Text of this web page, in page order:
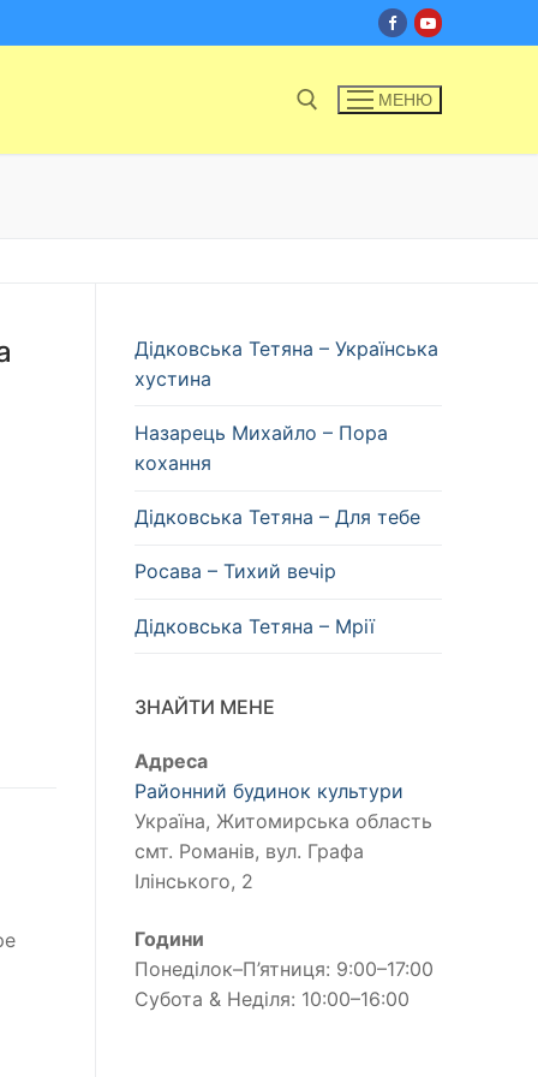
МЕНЮ
Дідковська Тетяна – Українська
хустина
Назарець Михайло – Пора
кохання
Дідковська Тетяна – Для тебе
Росава – Тихий вечір
Дідковська Тетяна – Мрії
ЗНАЙТИ МЕНЕ
Адреса
Районний будинок культури
Україна, Житомирська область
смт. Романів, вул. Графа
Ілінського, 2
Години
Понеділок–П’ятниця: 9:00–17:00
Субота & Неділя: 10:00–16:00